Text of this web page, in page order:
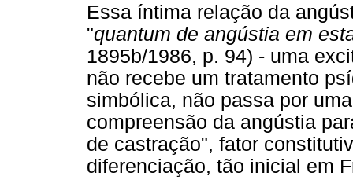
Essa íntima relação da
"quantum de angústia em
1895b/1986, p. 94) - uma
não recebe um tratamento
simbólica, não passa por
compreensão da angústia
de castração", fator
diferenciação, tão inicial em